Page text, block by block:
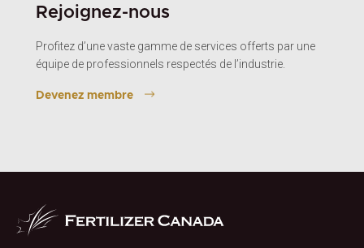
Rejoignez-nous
Profitez d’une vaste gamme de services offerts par une
équipe de professionnels respectés de l’industrie.
Devenez membre